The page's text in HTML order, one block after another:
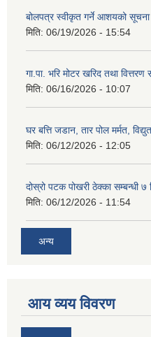
बोलपत्र स्वीकृत गर्ने आशयको
मिति: 06/19/2026 - 15:54
गा.पा. भरि मोटर खरिद तथा
मिति: 06/16/2026 - 10:07
घर बत्ति जडान, तार पोल मर्मत,
मिति: 06/12/2026 - 12:05
दोस्रो पटक पोखरी ठेक्का सम्बन्धी
मिति: 06/12/2026 - 11:54
अन्य
आय व्यय विवरण